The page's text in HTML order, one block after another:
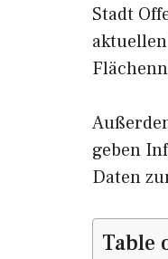
Stadt
geben
Daten
Table